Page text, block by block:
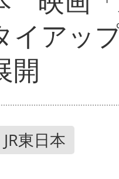
イアッ
開
JR東日本